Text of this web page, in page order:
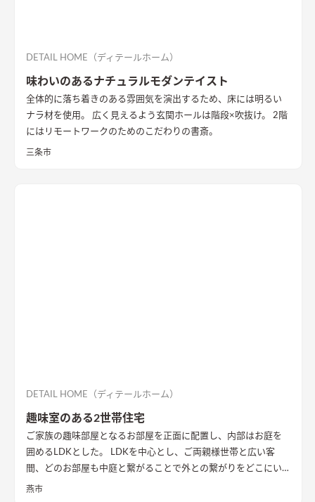
DETAIL HOME（ディテールホーム）
味わいのあるナチュラルモダンテイスト
全体的に落ち着きのある雰囲気を演出するため、床には明るい
ナラ材を使用。 広く見えるよう玄関ホールは階段×吹抜け。 2階
にはリモートワークのためのこだわりの書斎。
三条市
DETAIL HOME（ディテールホーム）
趣味室のある2世帯住宅
ご家族の趣味部屋となるお部屋を正面に配置し、内部はお庭を
囲めるLDKとした。 LDKを中心とし、ご両親様世帯と広い客
間、どのお部屋も中庭と繋がることで外との繋がりをどこにい
ても感じることができる。 2階にはセカンドリビング、ミニキッ
燕市